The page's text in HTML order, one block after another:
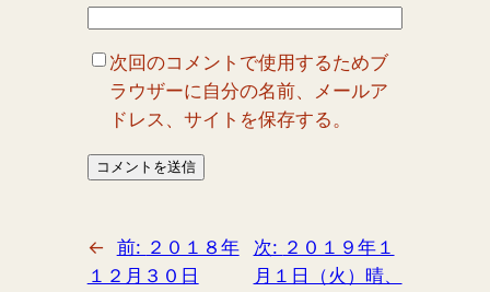
次回のコメントで使用するためブ
ラウザーに自分の名前、メールア
ドレス、サイトを保存する。
← 前: ２０１８年
１２月３０日
次: ２０１９年１
月１日（火）晴、